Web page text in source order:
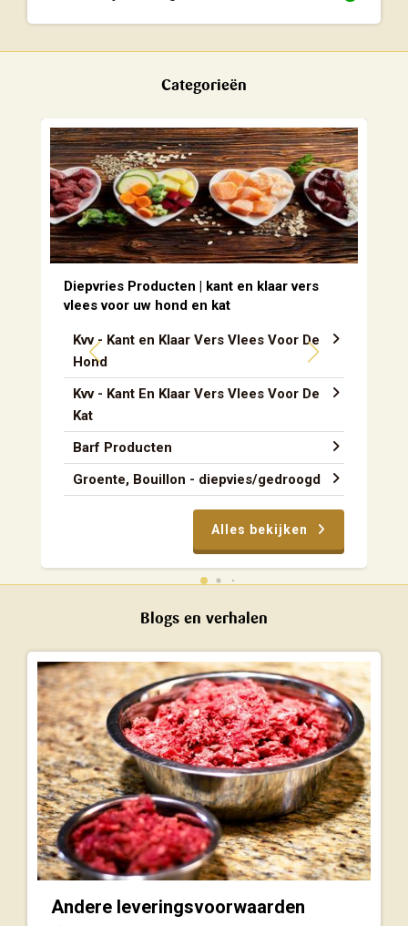
Categorieën
Diepvries Producten | kant en klaar vers
vlees voor uw hond en kat
Kvv - Kant en Klaar Vers Vlees Voor De
Hond
Kvv - Kant En Klaar Vers Vlees Voor De
Kat
Barf Producten
Groente, Bouillon - diepvies/gedroogd
Alles bekijken
Blogs en verhalen
Andere leveringsvoorwaarden